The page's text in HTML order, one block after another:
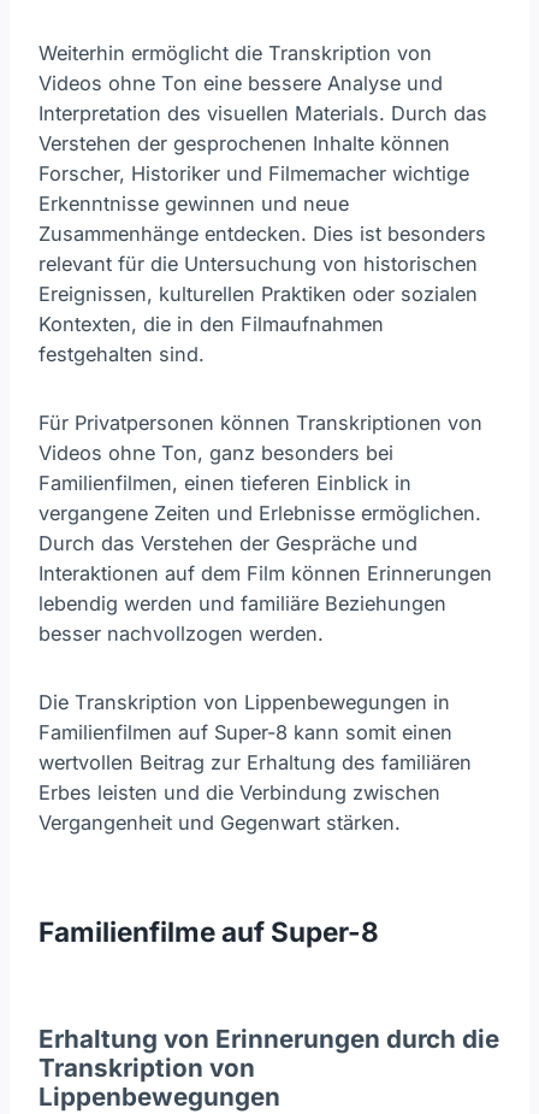
Weiterhin ermöglicht die Transkription von
Videos ohne Ton eine bessere Analyse und
Interpretation des visuellen Materials. Durch das
Verstehen der gesprochenen Inhalte können
Forscher, Historiker und Filmemacher wichtige
Erkenntnisse gewinnen und neue
Zusammenhänge entdecken. Dies ist besonders
relevant für die Untersuchung von historischen
Ereignissen, kulturellen Praktiken oder sozialen
Kontexten, die in den Filmaufnahmen
festgehalten sind.
Für Privatpersonen können Transkriptionen von
Videos ohne Ton, ganz besonders bei
Familienfilmen, einen tieferen Einblick in
vergangene Zeiten und Erlebnisse ermöglichen.
Durch das Verstehen der Gespräche und
Interaktionen auf dem Film können Erinnerungen
lebendig werden und familiäre Beziehungen
besser nachvollzogen werden.
Die Transkription von Lippenbewegungen in
Familienfilmen auf Super-8 kann somit einen
wertvollen Beitrag zur Erhaltung des familiären
Erbes leisten und die Verbindung zwischen
Vergangenheit und Gegenwart stärken.
Familienfilme auf Super-8
Erhaltung von Erinnerungen durch die
Transkription von
Lippenbewegungen